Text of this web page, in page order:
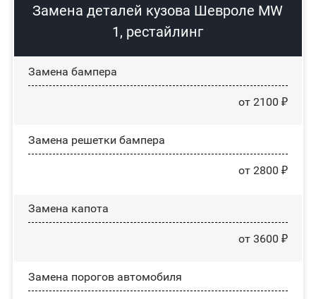
Замена деталей кузова Шевроле MW
1, рестайлинг
Замена бампера
от 2100 ₽
Замена решетки бампера
от 2800 ₽
Замена капота
от 3600 ₽
Замена порогов автомобиля